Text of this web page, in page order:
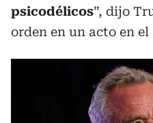
psicodélicos”, dijo
orden en un acto en el